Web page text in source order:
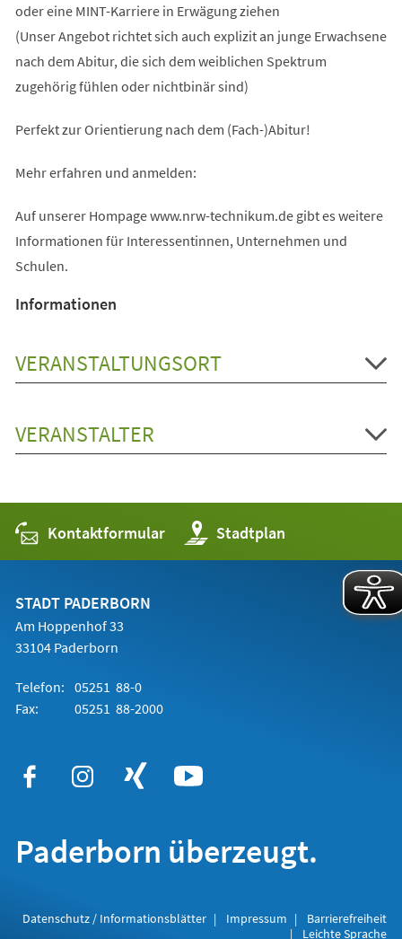
oder eine MINT-Karriere in Erwägung ziehen
(Unser Angebot richtet sich auch explizit an junge Erwachsene
nach dem Abitur, die sich dem weiblichen Spektrum
zugehörig fühlen oder nichtbinär sind)
Perfekt zur Orientierung nach dem (Fach-)Abitur!
Mehr erfahren und anmelden:
Auf unserer Hompage www.nrw-technikum.de gibt es weitere
Informationen für Interessentinnen, Unternehmen und
Schulen.
Informationen
VERANSTALTUNGSORT
VERANSTALTER
Kontaktformular Stadtplan
(Öffnet
in
einem
STADT PADERBORN
Am Hoppenhof 33
33104 Paderborn
Telefon: 05251 88-0
Fax:
05251 88-2000
Paderborn überzeugt.
Datenschutz / Informationsblätter Impressum
Barrierefreiheit
Leichte Sprache